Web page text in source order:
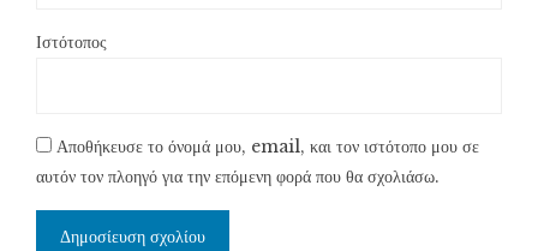
Ιστότοπος
Αποθήκευσε το όνομά μου, email, και τον ιστότοπο μου σε
αυτόν τον πλοηγό για την επόμενη φορά που θα σχολιάσω.